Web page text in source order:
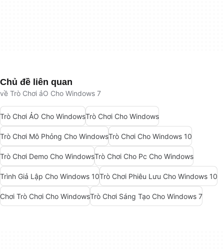
Chủ đề liên quan
về Trò Chơi ảO Cho Windows 7
Trò Chơi ẢO Cho WindowsTrò Chơi Cho Windows
Trò Chơi Mô Phỏng Cho WindowsTrò Chơi Cho Windows 10
Trò Chơi Demo Cho WindowsTrò Chơi Cho Pc Cho Windows
Trình Giả Lập Cho Windows 10Trò Chơi Phiêu Lưu Cho Windows 10
Chơi Trò Chơi Cho WindowsTrò Chơi Sáng Tạo Cho Windows 7